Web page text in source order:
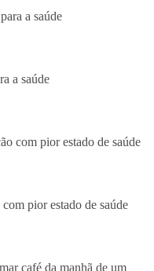
a saúde
pior estado de saúde